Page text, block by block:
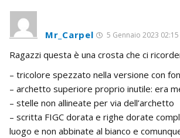
Mr_Carpel 5 Gennaio 2023 02:15
Ragazzi questa è una crosta che ci
– tricolore spezzato nella versione con
– archetto superiore proprio inutile: era
– stelle non allineate per via dell’archetto
– scritta FIGC dorata e righe dorate
luogo e non abbinate al bianco e